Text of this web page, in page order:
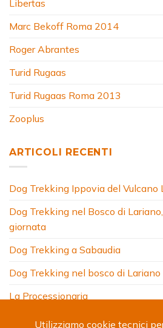
Libertas
Marc Bekoff Roma 2014
Roger Abrantes
Turid Rugaas
Turid Rugaas Roma 2013
Zooplus
ARTICOLI RECENTI
Dog Trekking Ippovia del Vulcano
Dog Trekking nel Bosco di
giornata
Dog Trekking a Sabaudia
Dog Trekking nel bosco di Lariano
La Processionaria